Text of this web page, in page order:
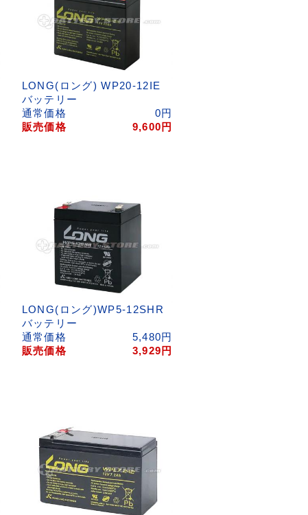
LONG(ロング) WP20-12IE
バッテリー
通常価格
0円
販売価格
9,600 円
LONG(ロング)WP5-12SHR
バッテリー
通常価格
5,480円
販売価格
3,929 円